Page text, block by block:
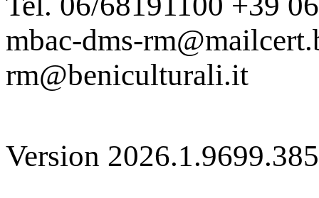
mbac-dms-
rm@beniculturali.it
Version